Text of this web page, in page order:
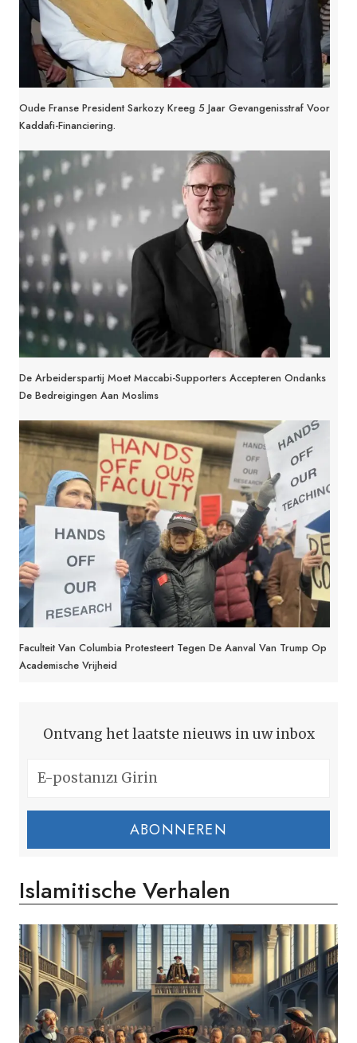
Oude Franse President Sarkozy Kreeg 5 Jaar Gevangenisstraf Voor
Kaddafi-Financiering.
De Arbeiderspartij Moet Maccabi-Supporters Accepteren Ondanks
De Bedreigingen Aan Moslims
Faculteit Van Columbia Protesteert Tegen De Aanval Van Trump Op
Academische Vrijheid
Ontvang het laatste nieuws in uw inbox
ABONNEREN
Islamitische Verhalen